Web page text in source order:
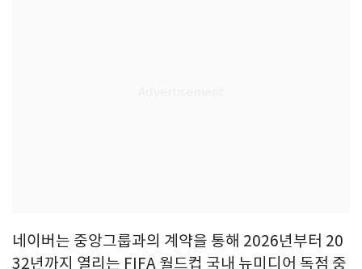
네이버는 중앙그룹과의 계약을 통해 2026년부터 20
32년까지 열리는 FIFA 월드컵 국내 뉴미디어 독점 중